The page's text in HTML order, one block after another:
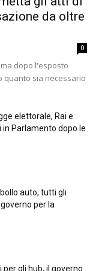
da oltre
0
dopo l'esposto
quanto sia necessario
elettorale, Rai e
Parlamento dopo le
auto, tutti gli
per la
gli hub, il governo